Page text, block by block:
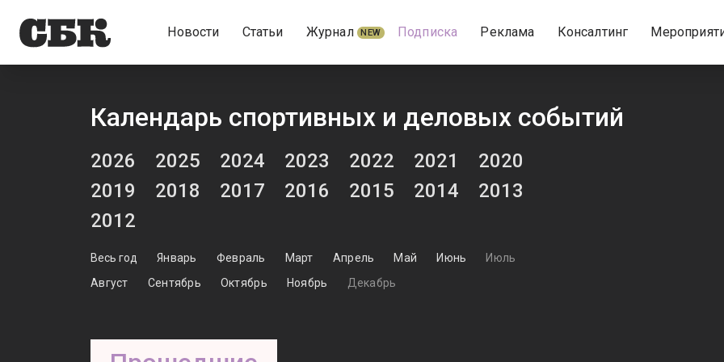
Новости Статьи Журнал NEW Подписка Реклама Консалтинг
Календарь спортивных и деловых событий
2026 2025 2024 2023 2022 2021
2020
2019
2018 2017 2016 2015 2014
2013
2012
Весь год Январь Февраль Март Апрель Май Июнь
Июль
Август
Сентябрь Октябрь Ноябрь Декабрь